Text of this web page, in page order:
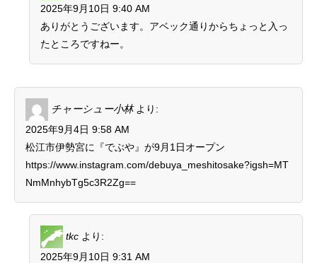
2025年9月10日 9:40 AM
ありがとうございます。アベック通りからちょっと入っ
たところですねー。
チャーシュー小林 より:
2025年9月4日 9:58 AM
松江市伊勢宮に『でぶや』が9月1日オープン
https://www.instagram.com/debuya_meshitosake?igsh=MT
NmMnhybTg5c3R2Zg==
tkc より:
2025年9月10日 9:31 AM